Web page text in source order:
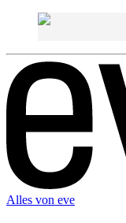
Alles von eve